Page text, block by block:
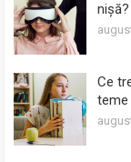
nișă?
Ce
teme